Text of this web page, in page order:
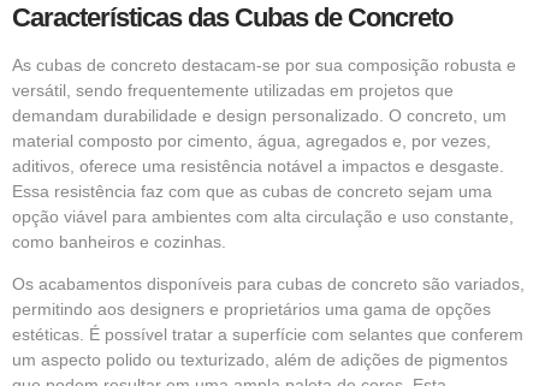
Características das Cubas de Concreto
As cubas de concreto destacam-se por sua composição robusta e
versátil, sendo frequentemente utilizadas em projetos que
demandam durabilidade e design personalizado. O concreto, um
material composto por cimento, água, agregados e, por vezes,
aditivos, oferece uma resistência notável a impactos e desgaste.
Essa resistência faz com que as cubas de concreto sejam uma
opção viável para ambientes com alta circulação e uso constante,
como banheiros e cozinhas.
Os acabamentos disponíveis para cubas de concreto são variados,
permitindo aos designers e proprietários uma gama de opções
estéticas. É possível tratar a superfície com selantes que conferem
um aspecto polido ou texturizado, além de adições de pigmentos